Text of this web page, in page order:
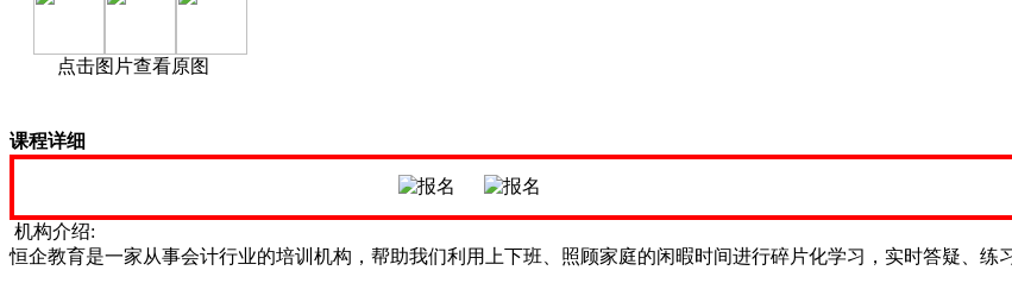
点击图片查看原图
课程详细
机构介绍:
恒企教育是一家从事会计行业的培训机构，帮助我们利用上下班、照顾家庭的闲暇时间进行碎片化学习，实时答疑、练